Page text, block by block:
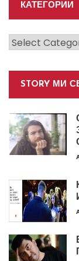
КАТЕГОРИИ
Категории
STORY МИ